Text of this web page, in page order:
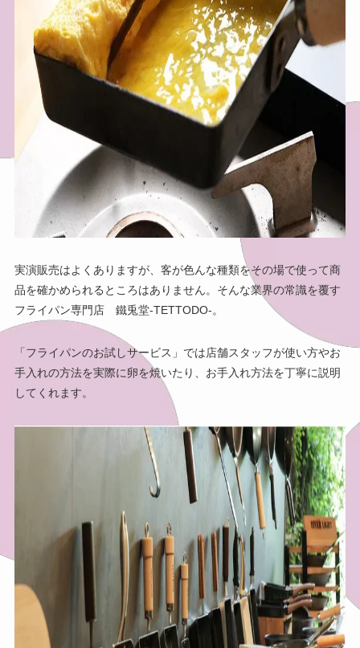
実演販売はよくありますが、客が色んな種類をその場で使って商
品を確かめられるところはありません。そんな業界の常識を覆す
フライパン専門店 鐵兎堂-TETTODO-。
「フライパンのお試しサービス」では店舗スタッフが使い方やお
手入れの方法を実際に卵を焼いたり、お手入れ方法を丁寧に説明
してくれます。